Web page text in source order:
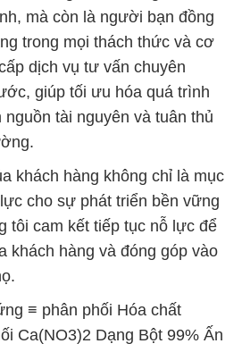
mà còn là người bạn đồng
trong mọi thách thức và cơ
dịch vụ tư vấn chuyên
giúp tối ưu hóa quá trình
tài nguyên và tuân thủ
khách hàng không chỉ là mục
cho sự phát triển bền vững
tôi cam kết tiếp tục nỗ lực để
khách hàng và đóng góp vào
≡ phân phối Hóa chất
Ca(NO3)2 Dạng Bột 99% Ấn